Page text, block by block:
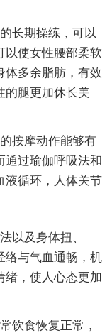
长期操练，可以
以使女性腰部柔软
体多余脂肪，有效
的腿更加休长美
按摩动作能够有
通过瑜伽呼吸法和
液循环，人体关节
以及身体扭、
络与气血通畅，机
绪，使人心态更加
饮食恢复正常，